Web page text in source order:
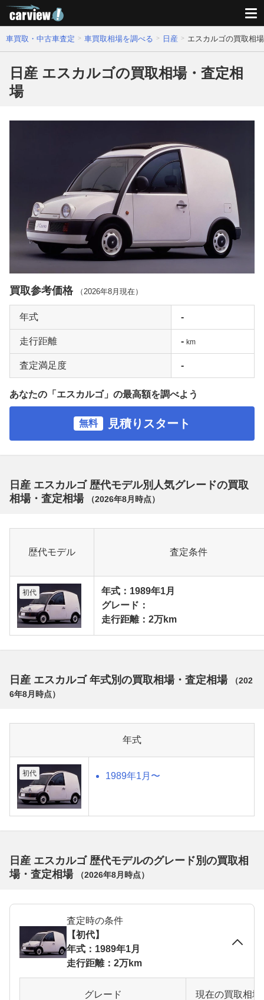
車買取・中古車査定 車買取相場を調べる 日産 エスカルゴの買取相
日産 エスカルゴの買取相場・査定相
場
買取参考価格 （ 2026年8月 現在）
年式 -
走行距離 - km
査定満足度 -
あなたの「エスカルゴ」の最高額を調べよう
無料 見積りスタート
日産 エスカルゴ 歴代モデル別人気グレードの買取
相場・査定相場
（2026年8月 時点）
歴代モデル 査定条件
初代
年式：1989年1月
グレード：
走行距離：2万km
日産 エスカルゴ 年式別の買取相場・査定相場 （202
6年8月 時点）
年式
初代 1989年1月〜
日産 エスカルゴ 歴代モデルのグレード別の買取相
場・査定相場
（2026年8月 時点）
査定時の条件
【初代】
年式：1989年1月
走行距離：2万km
グレード 現在の買取相